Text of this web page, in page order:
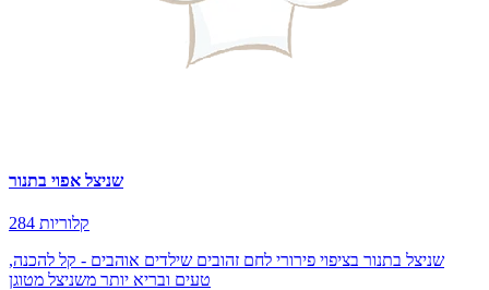
שניצל אפוי בתנור
284 קלוריות
שניצל בתנור בציפוי פירורי לחם זהובים שילדים אוהבים - קל להכנה,
טעים ובריא יותר משניצל מטוגן